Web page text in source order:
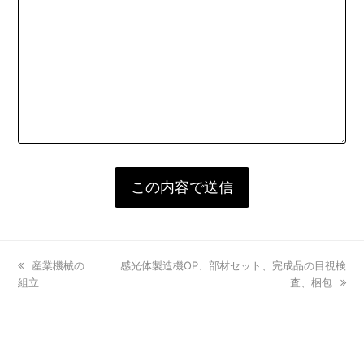
previous
post:
産業機械の
組立
next
感光体製造機OP、部材セット、完成品の目視検
査、梱包